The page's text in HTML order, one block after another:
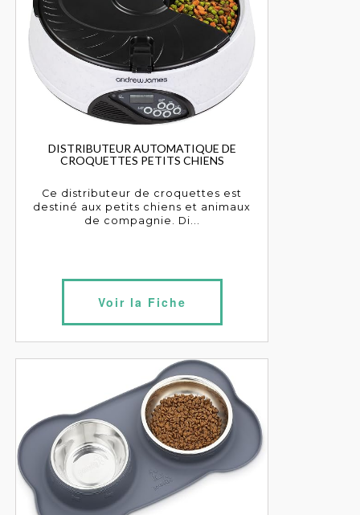
DISTRIBUTEUR AUTOMATIQUE DE
CROQUETTES PETITS CHIENS
Ce distributeur de croquettes est
destiné aux petits chiens et animaux
de compagnie. Di...
Voir la Fiche